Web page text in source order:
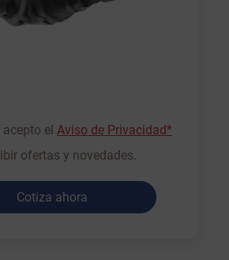
acepto el Aviso de Privacidad*
ofertas y novedades.
Cotiza ahora